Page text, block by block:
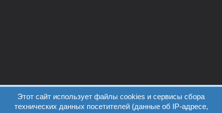
Этот сайт использует файлы cookies и сервисы сбора
технических данных посетителей (данные об IP-адресе,